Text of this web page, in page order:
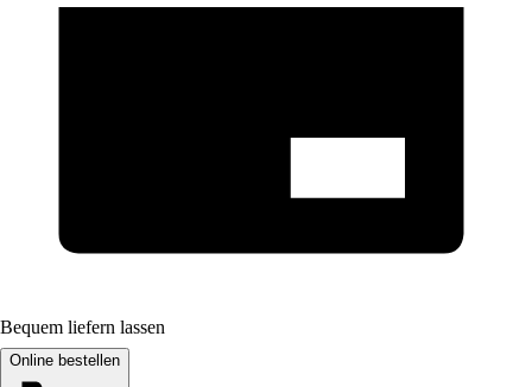
Bequem liefern lassen
Online bestellen